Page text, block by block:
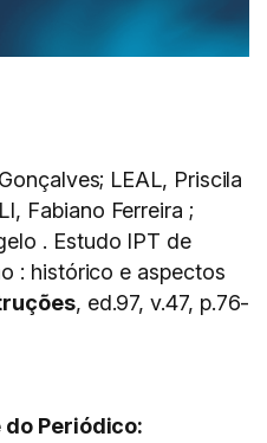
LEAL, Priscila
Fabiano Ferreira ;
. Estudo IPT de
: histórico e aspectos
, ed.97, v.47, p.76-
Periódico: